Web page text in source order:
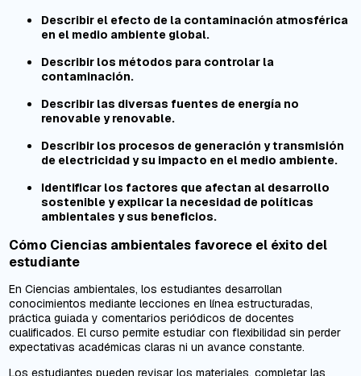
Describir el efecto de la contaminación atmosférica
en el medio ambiente global.
Describir los métodos para controlar la
contaminación.
Describir las diversas fuentes de energía no
renovable y renovable.
Describir los procesos de generación y transmisión
de electricidad y su impacto en el medio ambiente.
Identificar los factores que afectan al desarrollo
sostenible y explicar la necesidad de políticas
ambientales y sus beneficios.
Cómo Ciencias ambientales favorece el éxito del
estudiante
En Ciencias ambientales, los estudiantes desarrollan
conocimientos mediante lecciones en línea estructuradas,
práctica guiada y comentarios periódicos de docentes
cualificados. El curso permite estudiar con flexibilidad sin perder
expectativas académicas claras ni un avance constante.
Los estudiantes pueden revisar los materiales, completar las